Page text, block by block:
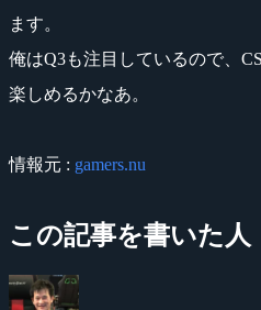
ます。
俺はQ3も注目しているので、
楽しめるかなあ。
情報元 : gamers.nu
この記事を書いた人